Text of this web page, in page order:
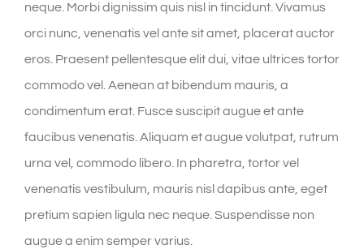
neque. Morbi dignissim quis nisl in tincidunt. Vivamus
orci nunc, venenatis vel ante sit amet, placerat auctor
eros. Praesent pellentesque elit dui, vitae ultrices tortor
commodo vel. Aenean at bibendum mauris, a
condimentum erat. Fusce suscipit augue et ante
faucibus venenatis. Aliquam et augue volutpat, rutrum
urna vel, commodo libero. In pharetra, tortor vel
venenatis vestibulum, mauris nisl dapibus ante, eget
pretium sapien ligula nec neque. Suspendisse non
augue a enim semper varius.